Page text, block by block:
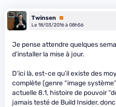
Twinsen
Premium
Le 18/03/2016 à 08h56
Je pense attendre quelques
d’installer la mise à jour.
D’ici là, est-ce qu’il existe des
complète (genre “image
actuelle 8.1, histoire de pouvoir
jamais testé de Build Insider,